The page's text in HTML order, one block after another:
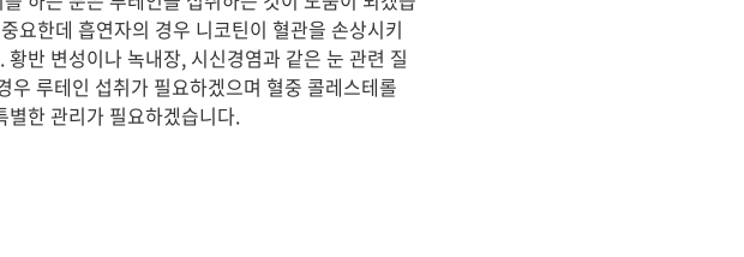
요한데 흡연자의 경우 니코틴이 혈관을 손상시키
반 변성이나 녹내장, 시신경염과 같은 눈 관련 질
루테인 섭취가 필요하겠으며 혈중 콜레스테롤
한 관리가 필요하겠습니다.